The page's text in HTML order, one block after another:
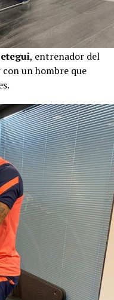
, entrenador del
un hombre que